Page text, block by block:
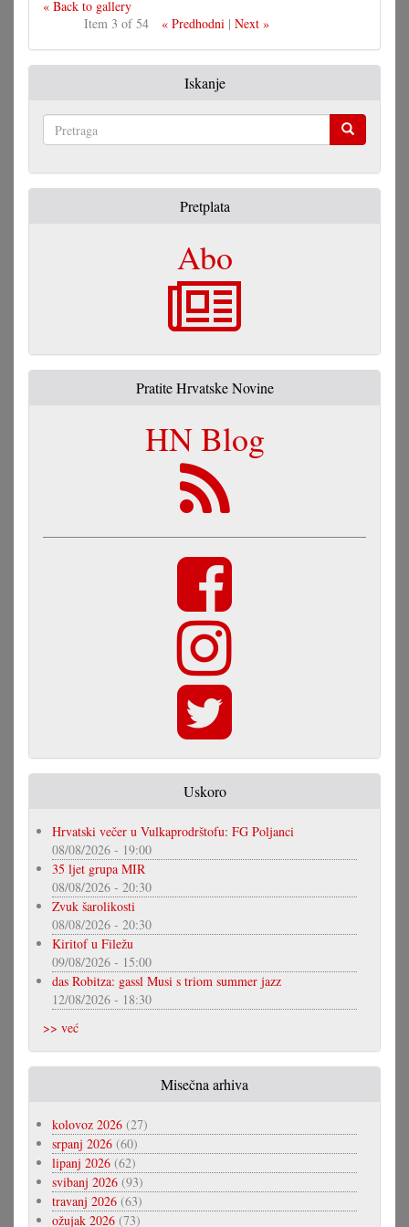
« Back to gallery
Item 3 of 54
« Predhodni| Next »
Iskanje
Pretplata
Abo
Pratite Hrvatske Novine
HN Blog
Uskoro
Hrvatski večer u Vulkaprodrštofu: FG Poljanci
08/08/2026 - 19:00
35 ljet grupa MIR
08/08/2026 - 20:30
Zvuk šarolikosti
08/08/2026 - 20:30
Kiritof u Filežu
09/08/2026 - 15:00
das Robitza: gassl Musi s triom summer jazz
12/08/2026 - 18:30
>> već
Misečna arhiva
kolovoz 2026 (27)
srpanj 2026 (60)
lipanj 2026 (62)
svibanj 2026 (93)
travanj 2026 (63)
ožujak 2026 (73)